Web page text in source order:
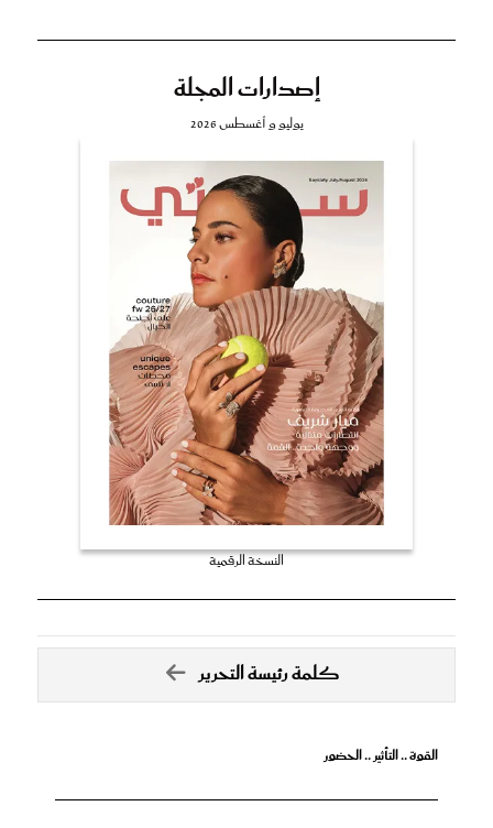
إصدارات المجلة
يوليو و أغسطس 2026
النسخة الرقمية
كلمة رئيسة التحرير
القوة .. التأثير .. الحضور